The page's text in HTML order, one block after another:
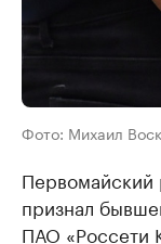
Фото: Михаил
Первомайский
признал
ПАО «Россети